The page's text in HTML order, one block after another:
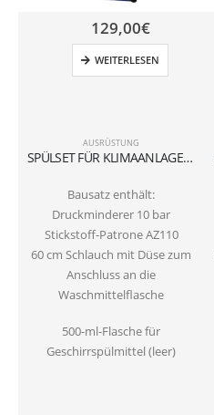
AUSRÜSTUNG
SPÜLSET FÜR KLIMAANLAGEN UND KÜHLSYSTEME
Bausatz enthält:
Druckminderer 10 bar
Stickstoff-Patrone AZ110
60 cm Schlauch mit Düse zum
Anschluss an die
Waschmittelflasche
500-ml-Flasche für
Geschirrspülmittel (leer)
129,00€
WEITERLESEN